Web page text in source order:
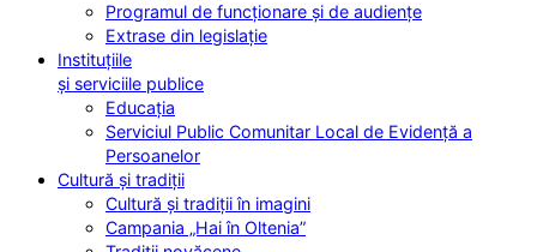
Programul de funcționare și de audiențe
Extrase din legislație
Instituțiile
și serviciile publice
Educația
Serviciul Public Comunitar Local de Evidență a
Persoanelor
Cultură și tradiții
Cultură și tradiții în imagini
Campania „Hai în Oltenia”